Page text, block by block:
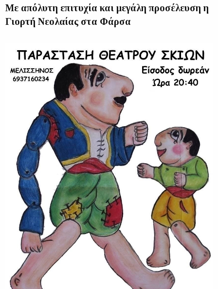
Με απόλυτη επιτυχία και μεγάλη προσέλευση η
Γιορτή Νεολαίας στα Φάρσα